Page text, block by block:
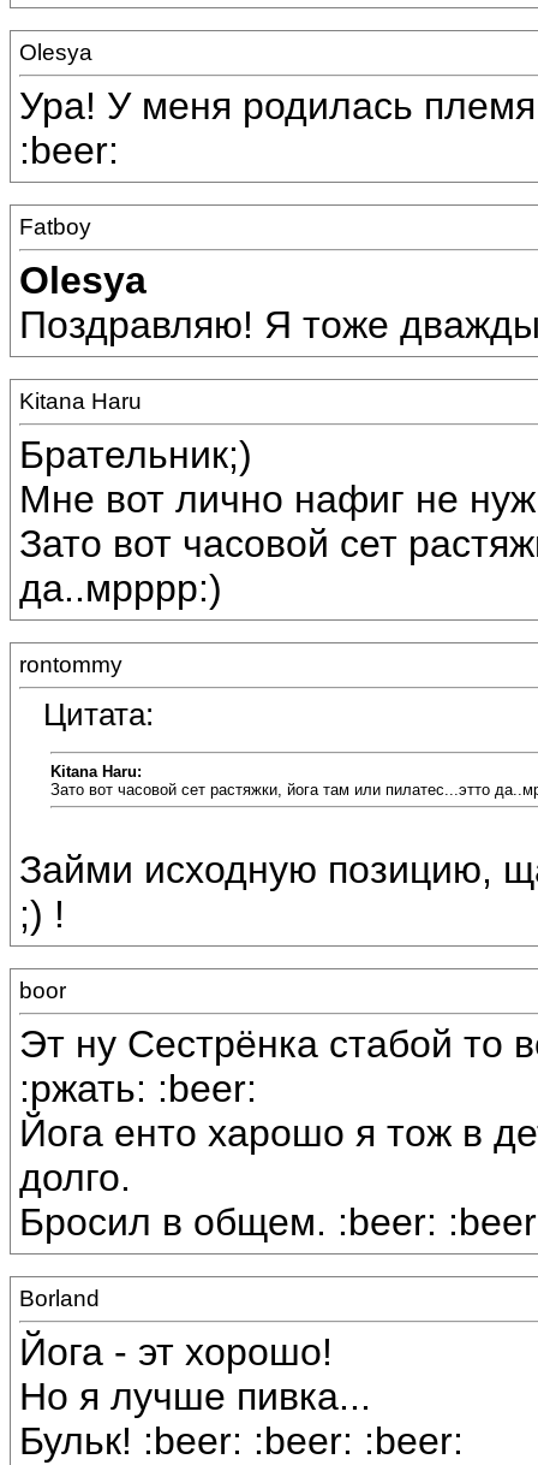
Olesya
Ура! У меня родилась
:beer:
Fatboy
Olesya
Поздравляю! Я тоже
Kitana Haru
Брательник;)
Мне вот лично нафиг не
Зато вот часовой сет
да..мрррр:)
rontommy
Цитата:
Kitana Haru:
Зато вот часовой сет растяжки, йога там или пилатес...этто
Займи исходную позицию,
;) !
boor
Эт ну Сестрёнка стабой то
:ржать: :beer:
Йога енто харошо я тож в
долго.
Бросил в общем. :beer:
Borland
Йога - эт хорошо!
Но я лучше пивка...
Бульк! :beer: :beer: :beer: